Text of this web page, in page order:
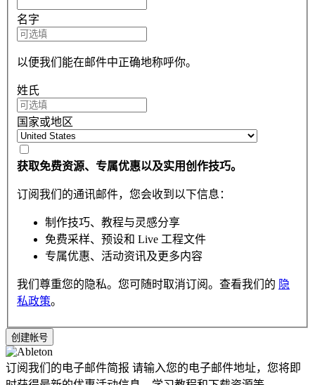
名字
以便我们能在邮件中正确地称呼你。
姓氏
国家或地区
获取免费资源、专属优惠以及实用创作技巧。
订阅我们的通讯邮件，您会收到以下信息：
制作技巧、教程与灵感分享
免费采样、预设和 Live 工程文件
专属优惠、活动资讯及更多内容
我们尊重您的隐私。您可随时取消订阅。查看我们的 隐
私政策。
订阅我们的电子邮件简报 请输入您的电子邮件地址，您将即